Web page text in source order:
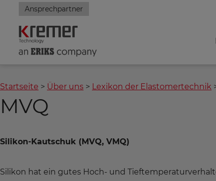
Ansprechpartner
Startseite Über uns Lexikon der Elastomertechnik
MVQ
Silikon-Kautschuk (MVQ, VMQ)
Silikon hat ein gutes Hoch- und